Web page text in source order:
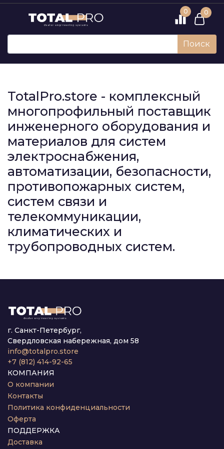
0 0
Поиск
TotalPro.store - комплексный
многопрофильный поставщик
инженерного оборудования и
материалов для систем
электроснабжения,
автоматизации, безопасности,
противопожарных систем,
систем связи и
телекоммуникации,
климатических и
трубопроводных систем.
г. Санкт-Петербург,
Свердловская набережная, дом 58
info@totalpro.store
+7 (812) 414-92-65
КОМПАНИЯ
О компании
Контакты
Политика конфиденциальности
Оферта
ПОДДЕРЖКА
Доставка